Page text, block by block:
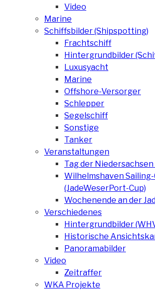
Video
Marine
Schiffsbilder (Shipspotting)
Frachtschiff
Hintergrundbilder
Luxusyacht
Marine
Offshore-Versorger
Schlepper
Segelschiff
Sonstige
Tanker
Veranstaltungen
Tag der Niedersachsen
Wilhelmshaven Sailing-
(JadeWeserPort-Cup)
Wochenende an der
Verschiedenes
Hintergrundbilder
Historische
Panoramabilder
Video
Zeitraffer
WKA Projekte